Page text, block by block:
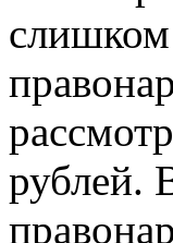
слишком
рублей.